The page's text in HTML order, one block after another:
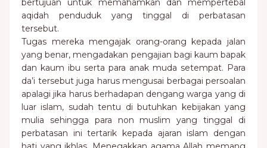
bertujuan untuk memahamkan dan mempertebal
aqidah penduduk yang tinggal di perbatasan
tersebut.
Tugas mereka mengajak orang-orang kepada jalan
yang benar, mengadakan pengajian bagi kaum bapak
dan kaum ibu serta para anak muda setempat. Para
da’i tersebut juga harus mengusai berbagai persoalan
apalagi jika harus berhadapan dengang warga yang di
luar islam, sudah tentu di butuhkan kebijakan yang
mulia sehingga para non muslim yang tinggal di
perbatasan ini tertarik kepada ajaran islam dengan